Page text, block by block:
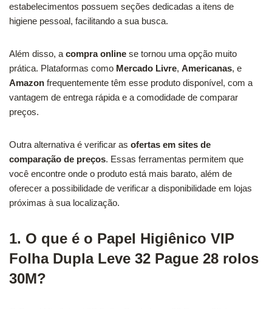
estabelecimentos possuem seções dedicadas a itens de
higiene pessoal, facilitando a sua busca.
Além disso, a compra online se tornou uma opção muito
prática. Plataformas como Mercado Livre, Americanas, e
Amazon frequentemente têm esse produto disponível, com a
vantagem de entrega rápida e a comodidade de comparar
preços.
Outra alternativa é verificar as ofertas em sites de
comparação de preços. Essas ferramentas permitem que
você encontre onde o produto está mais barato, além de
oferecer a possibilidade de verificar a disponibilidade em lojas
próximas à sua localização.
1. O que é o Papel Higiênico VIP
Folha Dupla Leve 32 Pague 28 rolos
30M?